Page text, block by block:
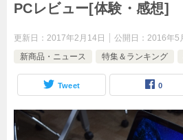
PCレビュー[体験・感想]
更新日： 2017年2月14日 公開日： 2016年5
新商品・ニュース
特集＆ランキング
Tweet 0